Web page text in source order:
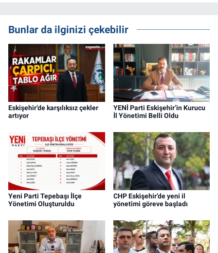
Bunlar da ilginizi çekebilir
Eskişehir’de karşılıksız çekler
artıyor
YENİ Parti Eskişehir’in Kurucu
İl Yönetimi Belli Oldu
Yeni Parti Tepebaşı İlçe
Yönetimi Oluşturuldu
CHP Eskişehir’de yeni il
yönetimi göreve başladı